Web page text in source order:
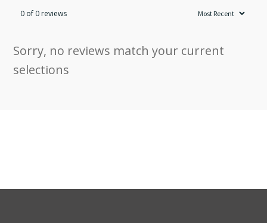
0 of 0 reviews
Sorry, no reviews match your current
selections